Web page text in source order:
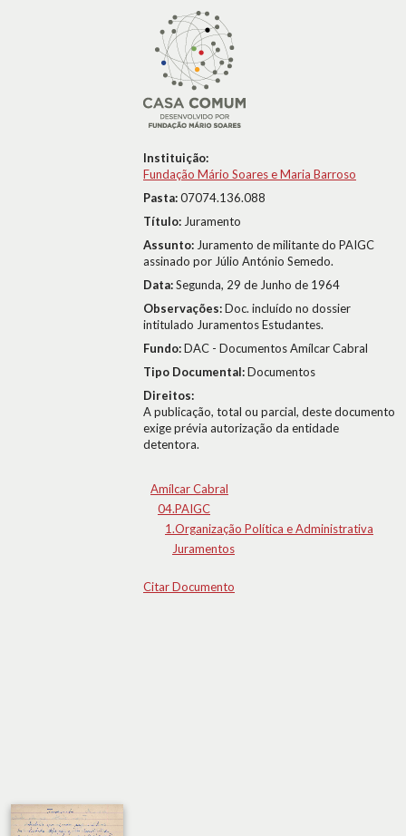
Instituição:
Fundação Mário Soares e Maria Barroso
Pasta:07074.136.088
Título: Juramento
Assunto: Juramento de militante do PAIGC
assinado por Júlio António Semedo.
Data:Segunda, 29 de Junho de 1964
Observações:Doc. incluído no dossier
intitulado Juramentos Estudantes.
Fundo:DAC - Documentos Amílcar Cabral
Tipo Documental:Documentos
Direitos:
A publicação, total ou parcial, deste documento
exige prévia autorização da entidade
detentora.
Amílcar Cabral
04.PAIGC
1.Organização Política e Administrativa
Juramentos
Citar Documento